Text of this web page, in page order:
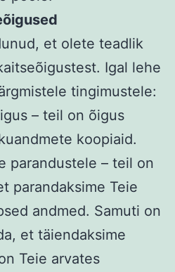
et olete teadlik
Igal lehe
tingimustele:
– teil on õigus
koopiaid.
parandustele – teil on
parandaksime Teie
andmed. Samuti on
et täiendaksime
Teie arvates